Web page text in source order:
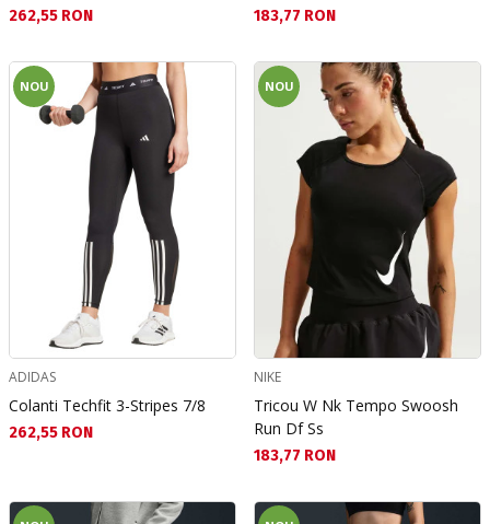
Текуща цена:
262,55 RON Текуща цена:
183,77 RON
NOU
ADIDAS
Colanti Techfit 3-Stripes 7/8
Текуща цена:
262,55 RON
NOU
NIKE
Tricou W Nk Tempo Swoosh
Run Df Ss
Текуща цена:
183,77 RON